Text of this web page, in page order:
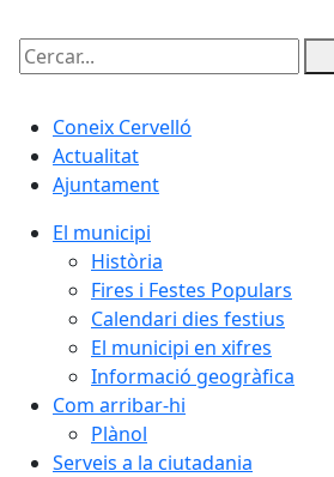
Cercar:
Coneix Cervelló
Actualitat
Ajuntament
El municipi
Història
Fires i Festes Populars
Calendari dies festius
El municipi en xifres
Informació geogràfica
Com arribar-hi
Plànol
Serveis a la ciutadania